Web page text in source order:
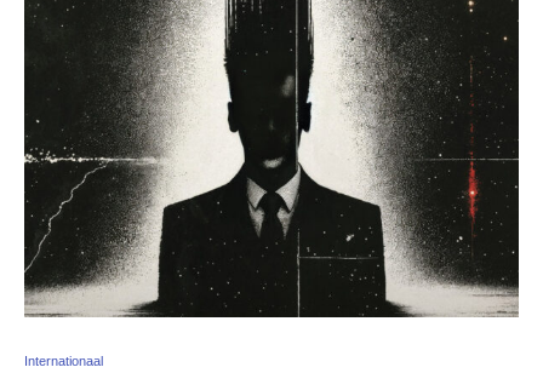
Internationaal